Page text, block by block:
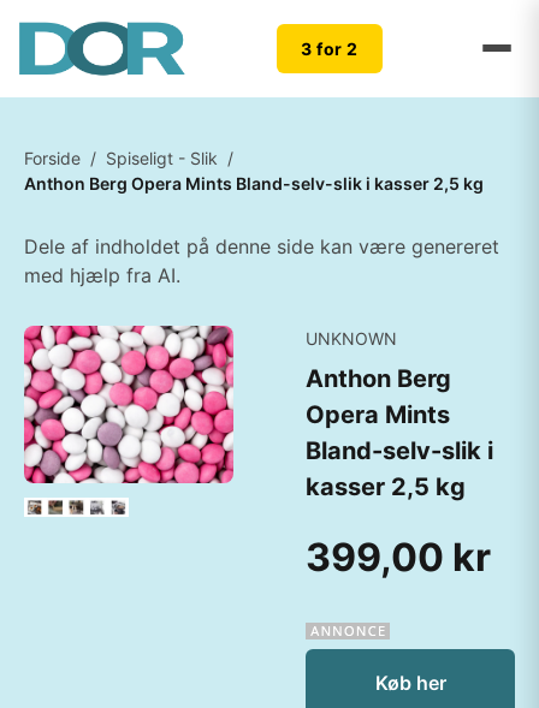
3 for 2
Forside / Spiseligt - Slik /
Anthon Berg Opera Mints Bland-selv-slik i kasser 2,5 kg
Dele af indholdet på denne side kan være genereret
med hjælp fra AI.
UNKNOWN
Anthon Berg
Opera Mints
Bland-selv-slik i
kasser 2,5 kg
399,00 kr
Køb her